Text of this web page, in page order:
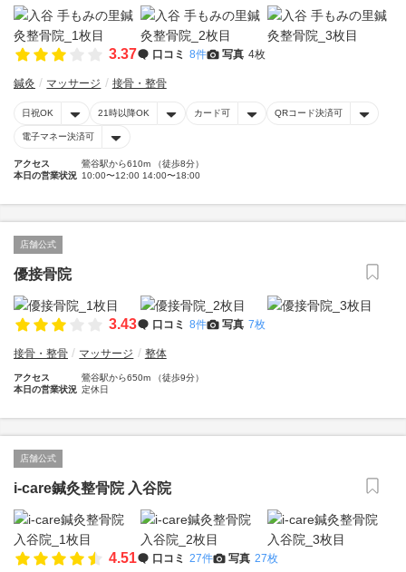
3.37 口コミ 8件 写真 4枚
鍼灸 マッサージ 接骨・整骨
日祝OK 21時以降OK カード可 QRコード決済可
電子マネー決済可
アクセス
鶯谷駅から610m （徒歩8分）
本日の営業状況 10:00〜12:00 14:00〜18:00
店舗公式
優接骨院
3.43 口コミ 8件 写真 7枚
接骨・整骨 マッサージ 整体
アクセス
鶯谷駅から650m （徒歩9分）
本日の営業状況 定休日
店舗公式
i-care鍼灸整骨院 入谷院
4.51 口コミ 27件 写真 27枚